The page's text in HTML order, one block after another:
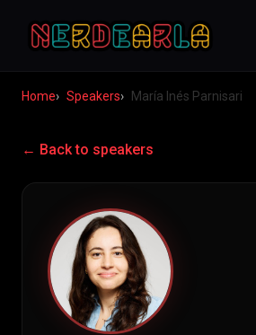
Home Speakers María Inés Parnisari
← Back to speakers